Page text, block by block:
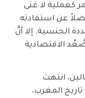
كعملية لا غنى
عن استفادته
الجنسية. إلا أنَّ
الاقتصادية
انتهت
المغرب،